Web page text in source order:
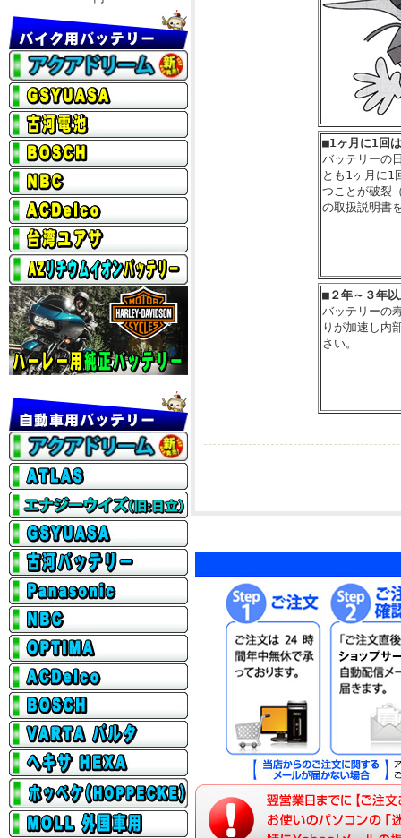
■1ヶ月に1回
バッテリーの
とも1ヶ月に1
つことが破裂
の取扱説明書
■ ２年～３年
バッテリーの
りが加速し内
さい。